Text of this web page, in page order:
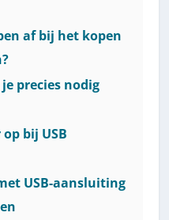
af bij het kopen
precies nodig
bij USB
USB-aansluiting